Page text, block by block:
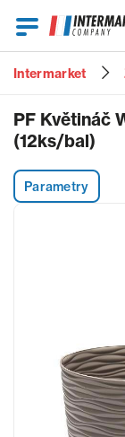
Heslo
Intermarket
PF Květináč
(12ks/bal)
Parametry